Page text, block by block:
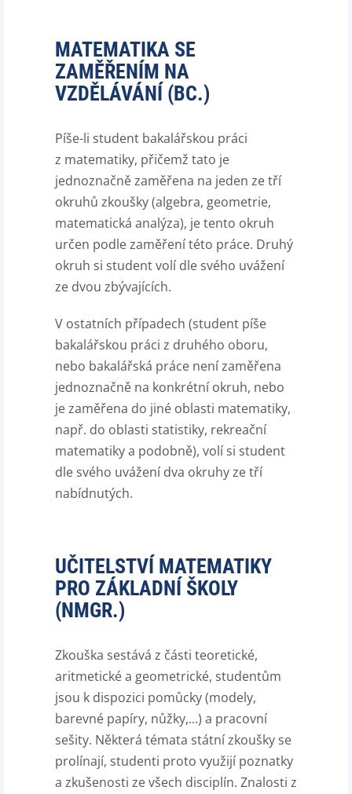
MATEMATIKA SE
ZAMĚŘENÍM NA
VZDĚLÁVÁNÍ (BC.)
Píše-li student bakalářskou práci
z matematiky, přičemž tato je
jednoznačně zaměřena na jeden ze tří
okruhů zkoušky (algebra, geometrie,
matematická analýza), je tento okruh
určen podle zaměření této práce. Druhý
okruh si student volí dle svého uvážení
ze dvou zbývajících.
V ostatních případech (student píše
bakalářskou práci z druhého oboru,
nebo bakalářská práce není zaměřena
jednoznačně na konkrétní okruh, nebo
je zaměřena do jiné oblasti matematiky,
např. do oblasti statistiky, rekreační
matematiky a podobně), volí si student
dle svého uvážení dva okruhy ze tří
nabídnutých.
UČITELSTVÍ MATEMATIKY
PRO ZÁKLADNÍ ŠKOLY
(NMGR.)
Zkouška sestává z části teoretické,
aritmetické a geometrické, studentům
jsou k dispozici pomůcky (modely,
barevné papíry, nůžky,...) a pracovní
sešity. Některá témata státní zkoušky se
prolínají, studenti proto využijí poznatky
a zkušenosti ze všech disciplín. Znalosti z